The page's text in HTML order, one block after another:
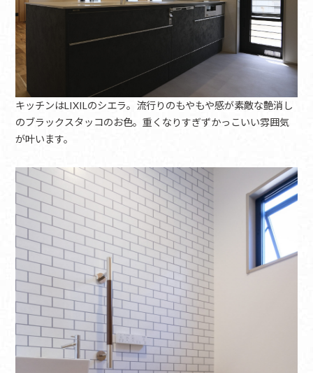
キッチンはLIXILのシエラ。流行りのもやもや感が素敵な艶消し
のブラックスタッコのお色。重くなりすぎずかっこいい雰囲気
が叶います。